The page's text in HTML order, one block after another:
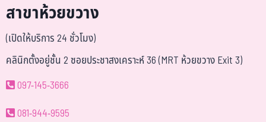
สาขาห้วยขวาง
(เปิดให้บริการ 24 ชั่วโมง)
คลินิกตั้งอยู่ชั้น 2 ซอยประชาสงเคราะห์ 36 (MRT ห้วยขวาง Exit 3)
097-145-3666
081-944-9595